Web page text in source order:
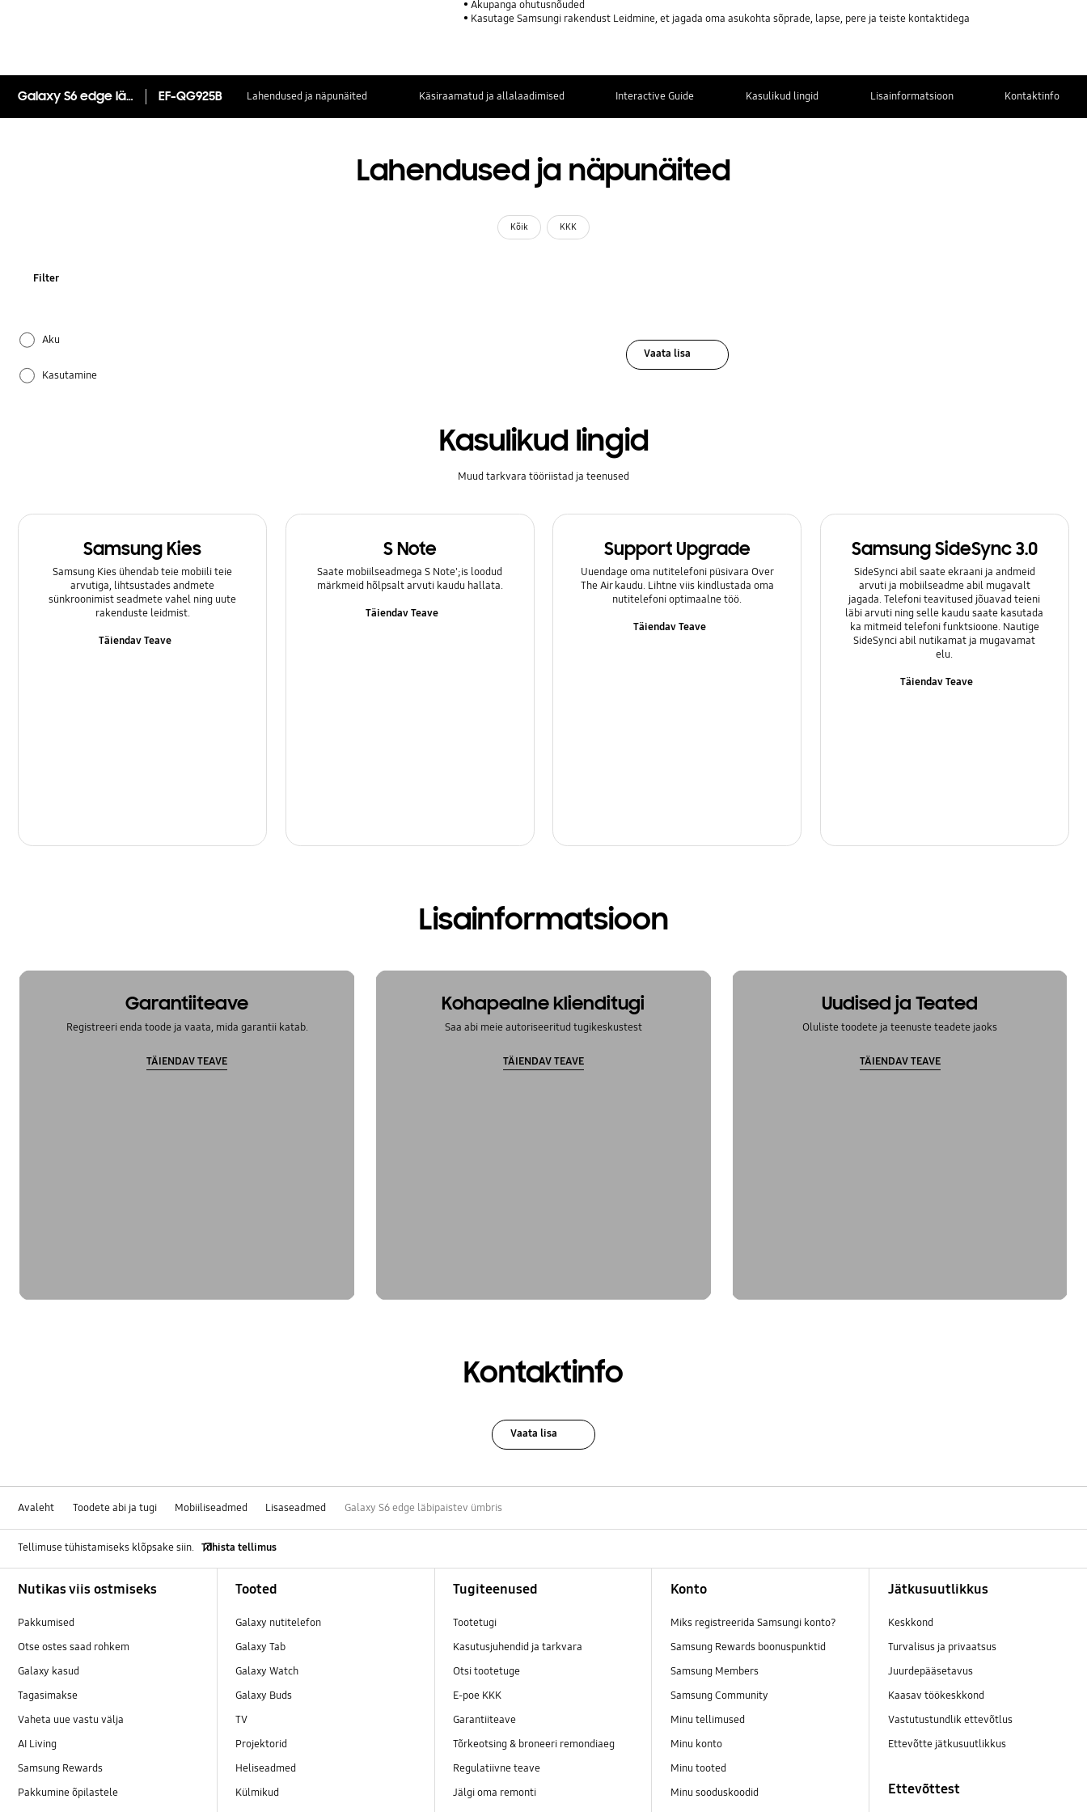
Akupanga ohutusnõuded
Kasutage Samsungi rakendust Leidmine, et jagada oma asukohta sõprade, lapse, pere ja teiste kontaktidega
Galaxy S6 edge läbipaistev ümbris EF-QG925B Lahendused ja näpunäited Käsiraamatud ja allalaadimised Interactive Guide Kasulikud lingid Lisainformatsioon Kontaktinfo
Lahendused ja näpunäited
Kõik KKK
Filter
Aku
Kasutamine
Vaata lisa
Kasulikud lingid
Muud tarkvara tööriistad ja teenused
Samsung Kies
Samsung Kies ühendab teie mobiili teie
arvutiga, lihtsustades andmete
sünkroonimist seadmete vahel ning uute
rakenduste leidmist.
Täiendav Teave
S Note
Saate mobiilseadmega S Note';is loodud
märkmeid hõlpsalt arvuti kaudu hallata.
Täiendav Teave
Support Upgrade
Uuendage oma nutitelefoni püsivara Over
The Air kaudu. Lihtne viis kindlustada oma
nutitelefoni optimaalne töö.
Täiendav Teave
Samsung SideSync 3.0
SideSynci abil saate ekraani ja andmeid
arvuti ja mobiilseadme abil mugavalt
jagada. Telefoni teavitused jõuavad teieni
läbi arvuti ning selle kaudu saate kasutada
ka mitmeid telefoni funktsioone. Nautige
SideSynci abil nutikamat ja mugavamat
elu.
Täiendav Teave
Lisainformatsioon
Garantiiteave
Registreeri enda toode ja vaata, mida garantii katab.
TÄIENDAV TEAVE
Kohapealne klienditugi
Saa abi meie autoriseeritud tugikeskustest
TÄIENDAV TEAVE
Uudised ja Teated
Oluliste toodete ja teenuste teadete jaoks
TÄIENDAV TEAVE
Kontaktinfo
Vaata lisa
Avaleht Toodete abi ja tugi Mobiiliseadmed Lisaseadmed Galaxy S6 edge läbipaistev ümbris
Tellimuse tühistamiseks klõpsake siin. Tühista tellimus
Nutikas viis ostmiseks
Pakkumised
Otse ostes saad rohkem
Galaxy kasud
Tagasimakse
Vaheta uue vastu välja
AI Living
Samsung Rewards
Pakkumine õpilastele
Tooted
Galaxy nutitelefon
Galaxy Tab
Galaxy Watch
Galaxy Buds
TV
Projektorid
Heliseadmed
Külmikud
Tugiteenused
Tootetugi
Kasutusjuhendid ja tarkvara
Otsi tootetuge
E-poe KKK
Garantiiteave
Tõrkeotsing & broneeri remondiaeg
Regulatiivne teave
Jälgi oma remonti
Konto
Miks registreerida Samsungi konto?
Samsung Rewards boonuspunktid
Samsung Members
Samsung Community
Minu tellimused
Minu konto
Minu tooted
Minu sooduskoodid
Jätkusuutlikkus
Keskkond
Turvalisus ja privaatsus
Juurdepääsetavus
Kaasav töökeskkond
Vastutustundlik ettevõtlus
Ettevõtte jätkusuutlikkus
Ettevõttest